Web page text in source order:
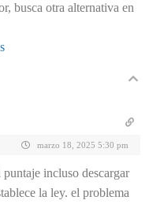
busca otra alternativa en
marzo 18, 2025 5:30 pm
incluso descargar
la ley. el problema